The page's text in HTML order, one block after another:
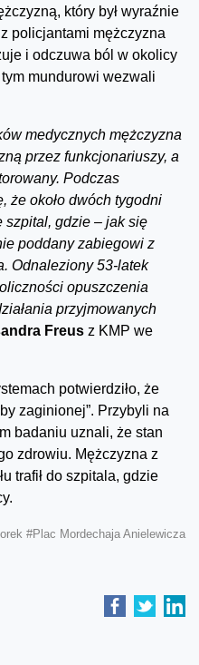
który był wyraźnie
policjantami mężczyzna
i odczuwa ból w okolicy
mundurowi wezwali
medycznych mężczyzna
przez funkcjonariuszy, a
Podczas
że około dwóch tygodni
szpital, gdzie – jak się
poddany zabiegowi z
Odnaleziony 53-latek
opuszczenia
przyjmowanych
Freus z KMP we
potwierdziło, że
zaginionej”. Przybyli na
badaniu uznali, że stan
zdrowiu. Mężczyzna z
trafił do szpitala, gdzie
#Plac Mordechaja Anielewicza